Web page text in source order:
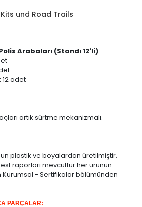
und Road Trails
Arabaları (Standı 12'li)
12 adet
artık sürtme mekanizmalı.
plastik ve boyalardan üretilmiştir.
raporları mevcuttur her ürünün
- Sertifikalar bölümünden
PARÇALAR: